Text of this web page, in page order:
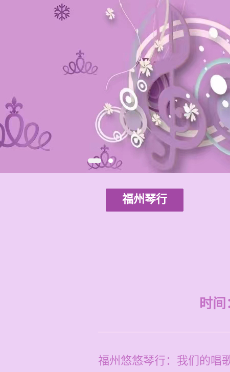
福州琴行
时间
福州悠悠琴行：我们的唱